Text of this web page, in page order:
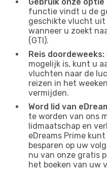
functie vindt u de
geschikte vlucht
wanneer u zoekt
(GTI).
Reis doordeweeks:
mogelijk is, kunt u
vluchten naar de
reizen in het
vermijden.
Word lid van
te worden van ons
lidmaatschap en
eDreams Prime
besparen op uw
nu van onze gratis
het boeken van uw